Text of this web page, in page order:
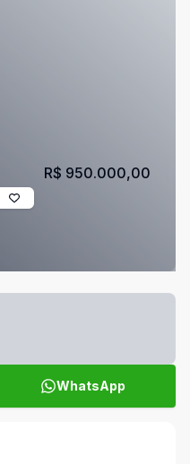
R$ 950.000,00
WhatsApp